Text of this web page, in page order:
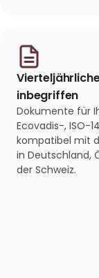
inbegriffen
Dokumente für
Ecovadis-, ISO-
kompatibel mit
in Deutschland,
der Schweiz.